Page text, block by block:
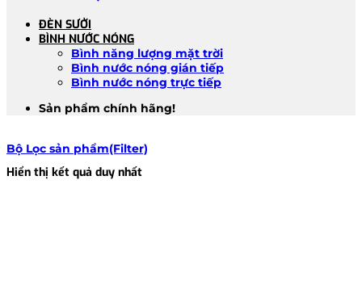
ĐÈN SƯỞI
BÌNH NƯỚC NÓNG
Bình năng lượng mặt trời
Bình nước nóng gián tiếp
Bình nước nóng trực tiếp
Sản phẩm chính hãng!
Bộ Lọc sản phẩm(Filter)
Hiển thị kết quả duy nhất